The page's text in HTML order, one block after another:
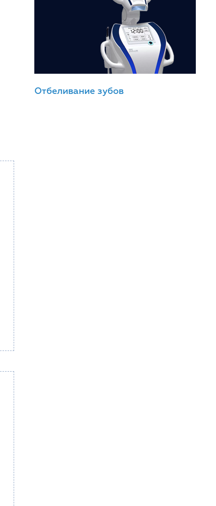
Отбеливание зубов